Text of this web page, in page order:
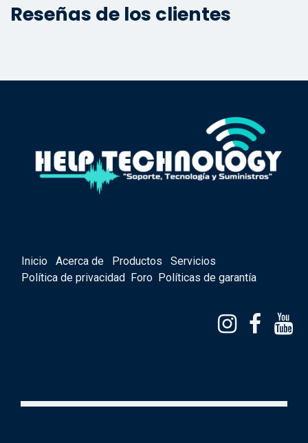
Reseñas de los clientes
Inicio Acerca de Productos
Servicios
Política de privacidad Foro Políticas de garantía